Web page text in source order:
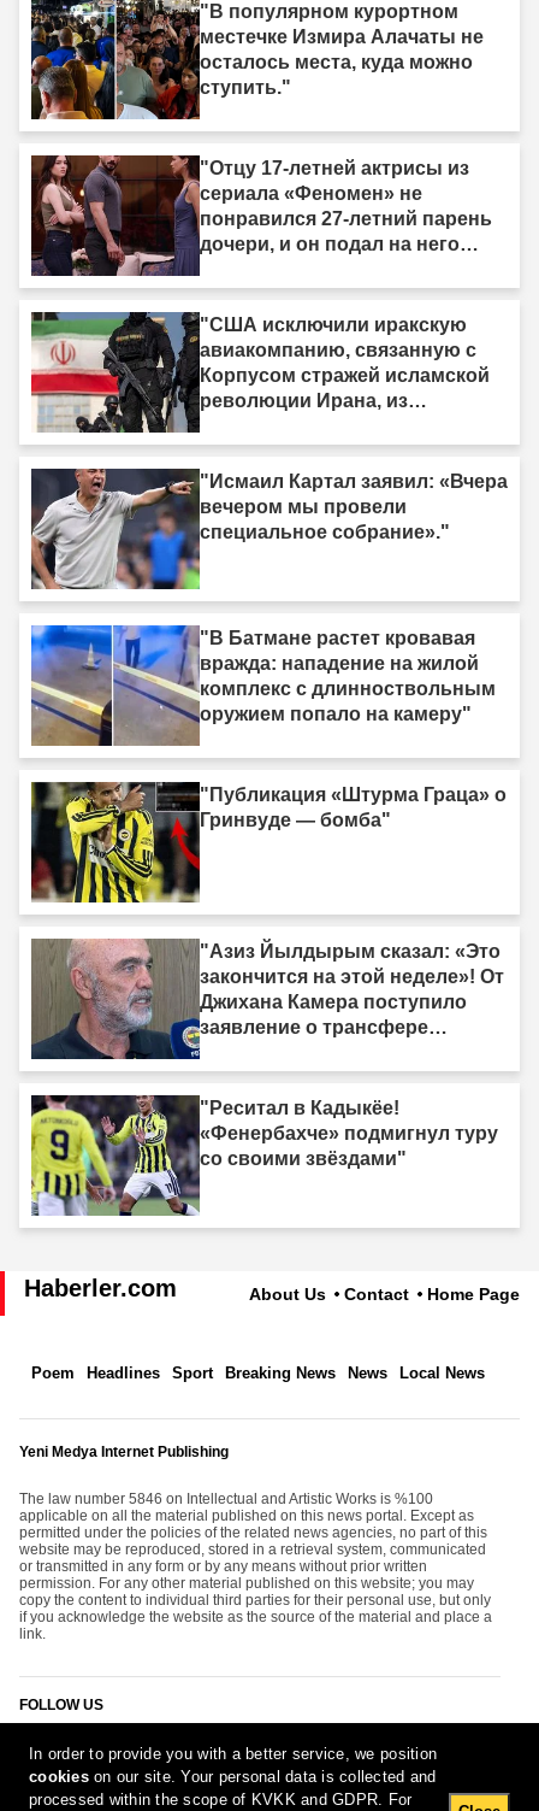
"В популярном курортном
местечке Измира Алачаты не
осталось места, куда можно
ступить."
"Отцу 17-летней актрисы из
сериала «Феномен» не
понравился 27-летний парень
дочери, и он подал на него
"США исключили иракскую
авиакомпанию, связанную с
Корпусом стражей исламской
революции Ирана, из
"Исмаил Картал заявил: «Вчера
вечером мы провели
специальное собрание»."
"В Батмане растет кровавая
вражда: нападение на жилой
комплекс с длинноствольным
оружием попало на камеру"
"Публикация «Штурма Граца» о
Гринвуде — бомба"
"Азиз Йылдырым сказал: «Это
закончится на этой неделе»! От
Джихана Камера поступило
заявление о трансфере
"Реситал в Кадыкёе!
«Фенербахче» подмигнул туру
со своими звёздами"
Haberler.com About Us Contact Home Page
Poem Headlines Sport Breaking News News Local News
Yeni Medya Internet Publishing
The law number 5846 on Intellectual and Artistic Works is %100
applicable on all the material published on this news portal. Except as
permitted under the policies of the related news agencies, no part of this
website may be reproduced, stored in a retrieval system, communicated
or transmitted in any form or by any means without prior written
permission. For any other material published on this website; you may
copy the content to individual third parties for their personal use, but only
if you acknowledge the website as the source of the material and place a
link.
FOLLOW US
In order to provide you with a better service, we position
cookieson our site. Your personal data is collected and
processed within the scope of KVKK and GDPR. For